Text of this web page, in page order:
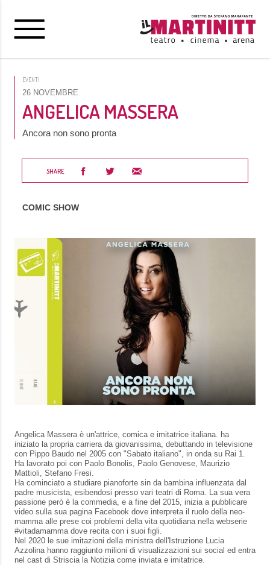
EVENTI
26 NOVEMBRE
ANGELICA MASSERA
Ancora non sono pronta
SHARE
COMIC SHOW
Angelica Massera è un'attrice, comica e imitatrice italiana. ha
iniziato la propria carriera da giovanissima, debuttando in televisione
con Pippo Baudo nel 2005 con "Sabato italiano", in onda su Rai 1.
Ha lavorato poi con Paolo Bonolis, Paolo Genovese, Maurizio
Mattioli, Stefano Fresi.
Ha cominciato a studiare pianoforte sin da bambina influenzata dal
padre musicista, esibendosi presso vari teatri di Roma. La sua vera
passione però è la commedia, e a fine del 2015, inizia a pubblicare
video sulla sua pagina Facebook dove interpreta il ruolo della neo-
mamma alle prese coi problemi della vita quotidiana nella webserie
#vitadamamma dove recita con i suoi figli.
Nel 2020 le sue imitazioni della ministra dell'Istruzione Lucia
Azzolina hanno raggiunto milioni di visualizzazioni sui social ed entra
nel cast di Striscia la Notizia come inviata e imitatrice.